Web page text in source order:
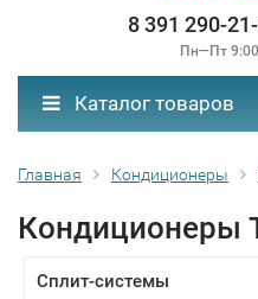
8 391 290-
Пн—Пт
Каталог товаров
Главная Кондиционеры
Кондиционеры
Cплит-системы